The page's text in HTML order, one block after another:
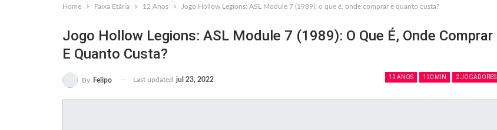
Home Faixa Etária 12 Anos Jogo Hollow Legions: ASL Module 7 (1989): o que é, onde comprar e quanto custa?
Jogo Hollow Legions: ASL Module 7 (1989): O Que É, Onde Comprar
E Quanto Custa?
12 ANOS 120 MIN 2 JOGADORES
By Felipo Last updated jul 23, 2022